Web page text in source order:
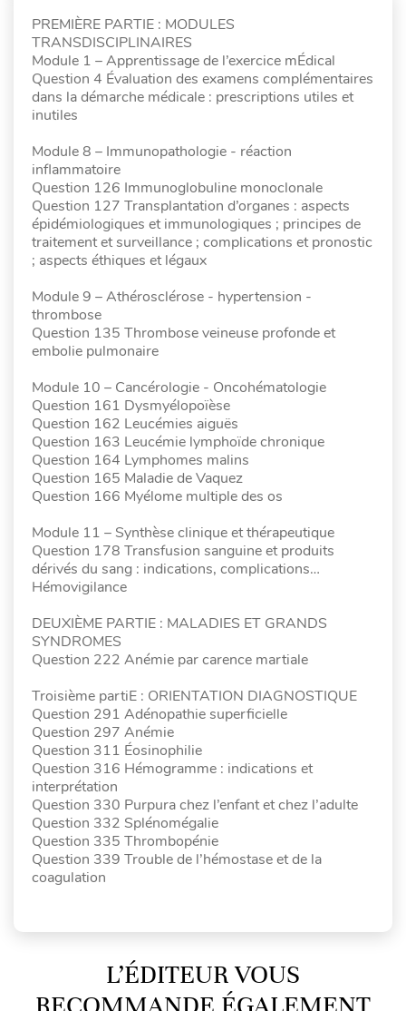
PREMIÈRE PARTIE : MODULES
TRANSDISCIPLINAIRES
Module 1 – Apprentissage de l’exercice mÉdical
Question 4 Évaluation des examens complémentaires
dans la démarche médicale : prescriptions utiles et
inutiles
Module 8 – Immunopathologie - réaction
inflammatoire
Question 126 Immunoglobuline monoclonale
Question 127 Transplantation d’organes : aspects
épidémiologiques et immunologiques ; principes de
traitement et surveillance ; complications et pronostic
; aspects éthiques et légaux
Module 9 – Athérosclérose - hypertension -
thrombose
Question 135 Thrombose veineuse profonde et
embolie pulmonaire
Module 10 – Cancérologie - Oncohématologie
Question 161 Dysmyélopoïèse
Question 162 Leucémies aiguës
Question 163 Leucémie lymphoïde chronique
Question 164 Lymphomes malins
Question 165 Maladie de Vaquez
Question 166 Myélome multiple des os
Module 11 – Synthèse clinique et thérapeutique
Question 178 Transfusion sanguine et produits
dérivés du sang : indications, complications…
Hémovigilance
DEUXIÈME PARTIE : MALADIES ET GRANDS
SYNDROMES
Question 222 Anémie par carence martiale
Troisième partiE : ORIENTATION DIAGNOSTIQUE
Question 291 Adénopathie superficielle
Question 297 Anémie
Question 311 Éosinophilie
Question 316 Hémogramme : indications et
interprétation
Question 330 Purpura chez l’enfant et chez l’adulte
Question 332 Splénomégalie
Question 335 Thrombopénie
Question 339 Trouble de l’hémostase et de la
coagulation
L’ÉDITEUR VOUS